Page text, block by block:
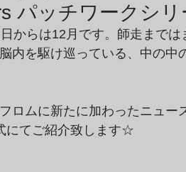
パッチワークシリ
からは12月です。師走までは
内を駆け巡っている、中の中
ロムに新たに加わったニュー
にてご紹介致します☆